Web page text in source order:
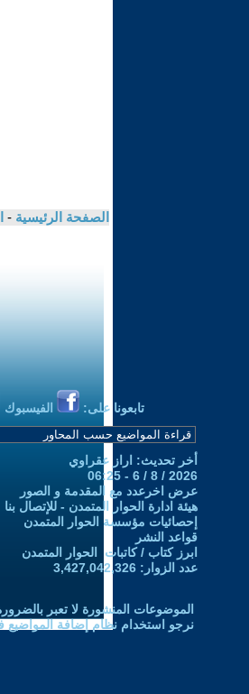
الصفحة الرئيسية -
تابعونا على: الفيسبوك
أخر تحديث: اراز عقراوي
2026 / 8 / 6 - 06:25
عرض اخرعدد مع المقدمة و الصور
هيئة ادارة الحوار المتمدن - للإتصال بنا
إحصائيات مؤسسة الحوار المتمدن
قواعد النشر
ابرز كتاب / كاتبات الحوار المتمدن
عدد الزوار: 3,427,042,326
الموضوعات المنشورة لا تعبر
نرجو استخدام نظام إضافة المواضيع